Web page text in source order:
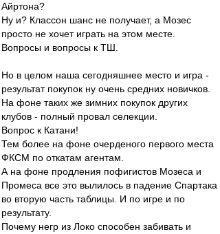
Айртона?
Ну и? Классон шанс не получает, а Мозес
просто не хочет играть на этом месте.
Вопросы и вопросы к ТШ.
Но в целом наша сегодняшнее место и игра -
результат покупок ну очень средних новичков.
На фоне таких же зимних покупок других
клубов - полный провал селекции.
Вопрос к Катани!
Тем более на фоне очерденого первого места
ФКСМ по откатам агентам.
А на фоне продления пофигистов Мозеса и
Промеса все это вылилось в падение Спартака
во вторую часть таблицы. И по игре и по
результату.
Почему негр из Локо способен забивать и